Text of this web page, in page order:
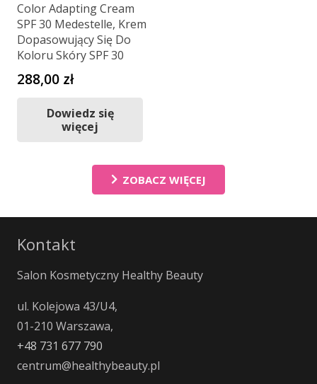
Color Adapting Cream
SPF 30 Medestelle, Krem
Dopasowujący Się Do
Koloru Skóry SPF 30
288,00 zł
Dowiedz się
więcej
ZOBACZ WIĘCEJ
Kontakt
Salon Kosmetyczny Healthy Beauty
ul. Kolejowa 43/U4,
01-210 Warszawa,
+48 731 677 790
centrum@healthybeauty.pl